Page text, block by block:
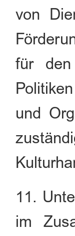
von
für den
und
11.
im